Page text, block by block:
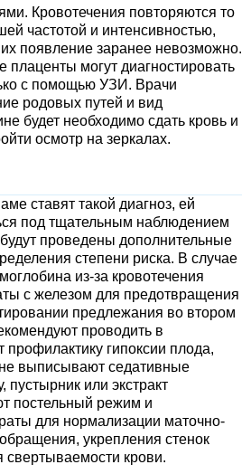
Кровотечения повторяются то
частотой и интенсивностью,
появление заранее невозможно.
плаценты могут диагностировать
с помощью УЗИ. Врачи
родовых путей и вид
будет необходимо сдать кровь и
осмотр на зеркалах.
ставят такой диагноз, ей
под тщательным наблюдением
проведены дополнительные
степени риска. В случае
из-за кровотечения
с железом для предотвращения
предлежания во втором
проводить в
профилактику гипоксии плода,
выписывают седативные
пустырник или экстракт
постельный режим и
для нормализации маточно-
укрепления стенок
крови.